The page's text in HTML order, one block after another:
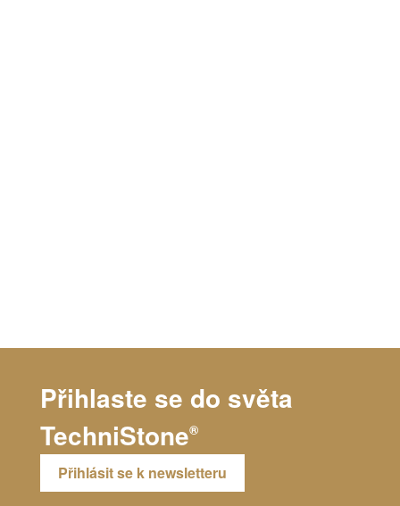
Přihlaste se do světa
TechniStone®
Přihlásit se k newsletteru